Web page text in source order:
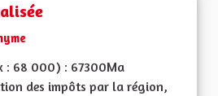
: 68 000) : 67300Ma
des impôts par la région,